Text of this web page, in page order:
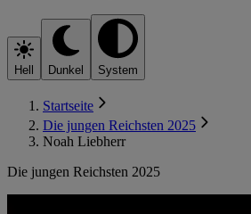
Hell Dunkel System
Startseite
Die jungen Reichsten 2025
Noah Liebherr
Die jungen Reichsten 2025